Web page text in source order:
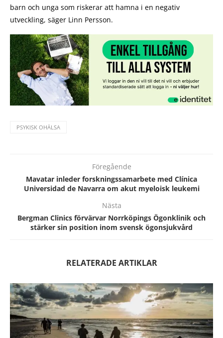
barn och unga som riskerar att hamna i en negativ
utveckling, säger Linn Persson.
PSYKISK OHÄLSA
Föregående
Mavatar inleder forskningssamarbete med Clínica
Universidad de Navarra om akut myeloisk leukemi
Nästa
Bergman Clinics förvärvar Norrköpings Ögonklinik och
stärker sin position inom svensk ögonsjukvård
RELATERADE ARTIKLAR